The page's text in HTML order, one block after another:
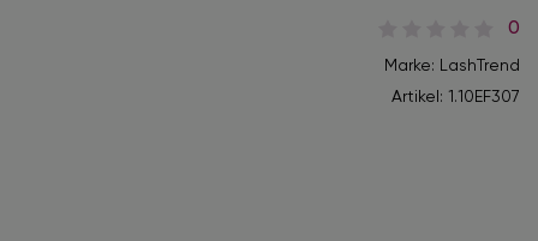
0
Marke: LashTrend
Artikel: 1.10EF307